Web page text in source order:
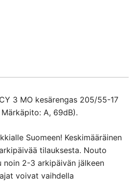
3 MO kesärengas 205/55-17
A, 69dB).
Suomeen! Keskimääräinen
tilauksesta. Nouto
noin 2-3 arkipäivän jälkeen
voivat vaihdella